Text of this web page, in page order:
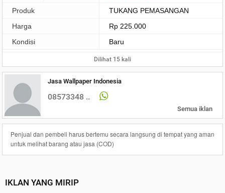
Produk
TUKANG PEMASANGAN
Harga
Rp 225.000
Kondisi
Baru
Dilihat 15 kali
Jasa Wallpaper Indonesia
08573348 ..
Semua iklan
Penjual dan pembeli harus bertemu secara langsung di tempat yang aman
untuk melihat barang atau jasa (COD)
IKLAN YANG MIRIP